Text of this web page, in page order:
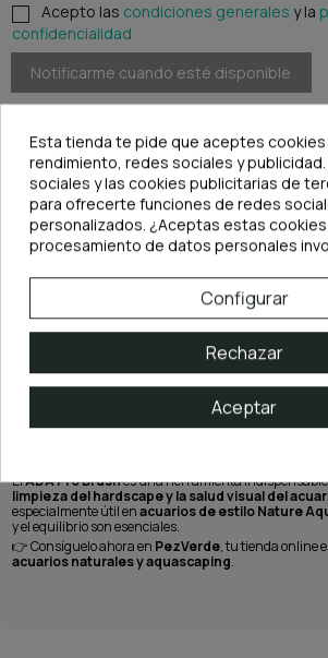
Acepto las condiciones generales y la
confidencialidad
DESCRIPCIÓN
Usos principales en el
Eliminación dealgas verdes y algas negras
Limpieza derocas, troncos y materiales
musgos no deseadosadheridos al
Mantenimiento de un acuario natural con
Características
ElADA Pro Brushes una herramienta
limpieza del hardscape y la salud visual del
especialmente útil enacuarios de estilo Nature
y el equilibrio son esenciales.
👉Consíguelo ahora en PezVerde, tu tienda online
acuarios naturales y aquascaping.
Esta tienda te pide que aceptes cookies
rendimiento, redes sociales y
sociales y las cookies publicitarias de
para ofrecerte funciones de redes
personalizados. ¿Aceptas estas cookies
procesamiento de datos personales
Configurar
Rechazar
Aceptar